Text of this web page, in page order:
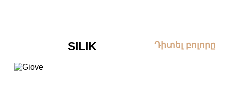
SILIK Դիտել բոլորը